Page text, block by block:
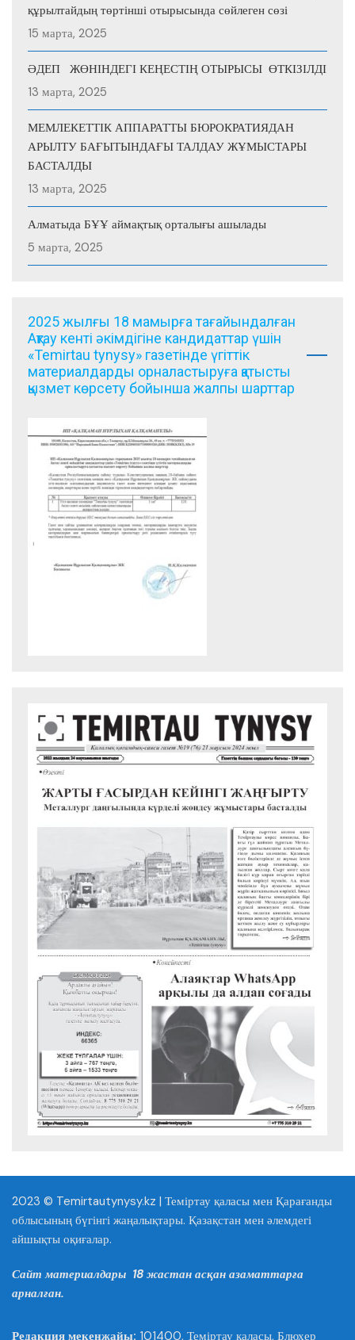
құрылтайдың төртінші отырысында сөйлеген сөзі
15 марта, 2025
ӘДЕП ЖӨНІНДЕГІ КЕҢЕСТІҢ ОТЫРЫСЫ ӨТКІЗІЛДІ
13 марта, 2025
МЕМЛЕКЕТТІК АППАРАТТЫ БЮРОКРАТИЯДАН
АРЫЛТУ БАҒЫТЫНДАҒЫ ТАЛДАУ ЖҰМЫСТАРЫ
БАСТАЛДЫ
13 марта, 2025
Алматыда БҰҰ аймақтық орталығы ашылады
5 марта, 2025
2025 жылғы 18 мамырға тағайындалған
Ақтау кенті әкімдігіне кандидаттар үшін
«Temirtau tynysy» газетінде үгіттік
материалдарды орналастыруға қатысты
қызмет көрсету бойынша жалпы шарттар
2023 © Temirtautynysy.kz | Теміртау қаласы мен Қарағанды
облысының бүгінгі жаңалықтары. Қазақстан мен әлемдегі
айшықты оқиғалар.
Сайт материалдары 18 жастан асқан азаматтарға
арналған.
Редакция мекенжайы: 101400, Теміртау қаласы, Блюхер